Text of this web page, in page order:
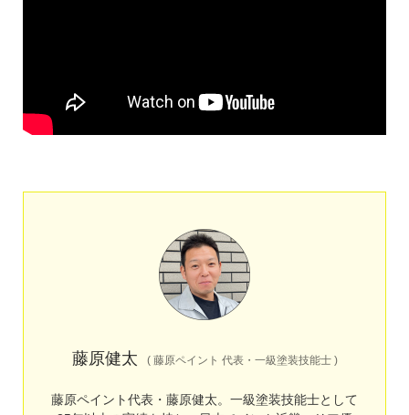
藤原健太 (藤原ペイント 代表・一級塗装技能士 )
藤原ペイント代表・藤原健太。一級塗装技能士として